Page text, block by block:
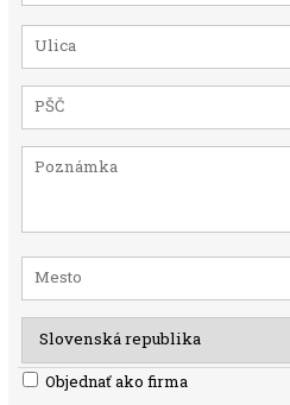
Objednať ako firma